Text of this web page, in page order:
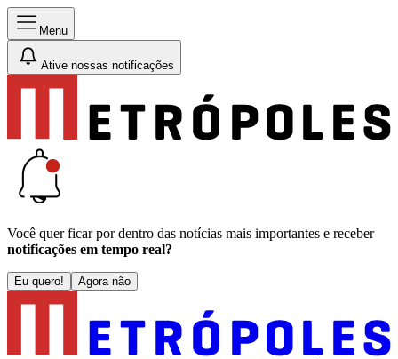
Menu
Ative nossas notificações
Você quer ficar por dentro das notícias mais importantes e receber
notificações em tempo real?
Eu quero! Agora não